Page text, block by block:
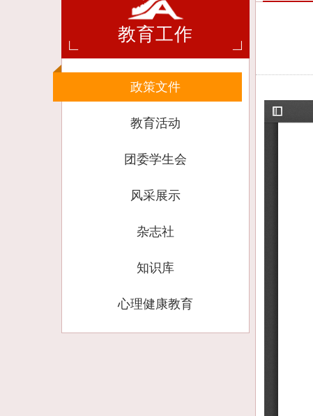
教育工作
政策文件
教育活动
团委学生会
风采展示
杂志社
知识库
心理健康教育